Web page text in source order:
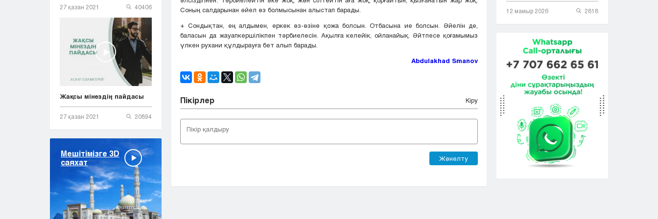
27 қазан 2021 40406
Жақсы мінездің пайдасы
27 қазан 2021 20894
Мешітімізге 3D
саяхат
Соның салдарынан әйел өз болмысынан алыстап барады.
+ Сондықтан, ең алдымен, еркек өз-өзіне қожа болсын. Отбасына ие болсын. Әйелін де,
баласын да жауапкершілікпен тәрбиелесін. Ақылға келейік, ойланайық. Әйтпесе қоғамымыз
үлкен рухани құлдырауға бет алып барады.
Abdulakhad Smanov
Пікірлер Кіру
Жөнелту
12 мамыр 2026 2818